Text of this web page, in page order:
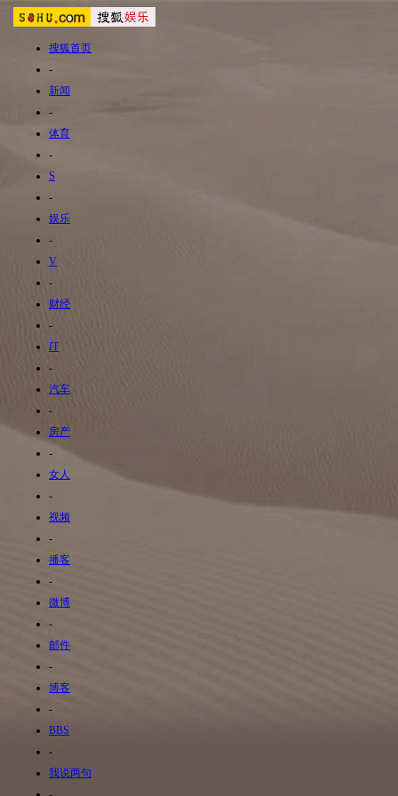
搜狐首页
-
新闻
-
体育
-
S
-
娱乐
-
V
-
财经
-
IT
-
汽车
-
房产
-
女人
-
视频
-
播客
-
微博
-
邮件
-
博客
-
BBS
-
我说两句